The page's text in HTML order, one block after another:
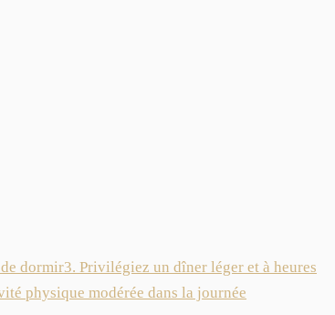
dormir3. Privilégiez un dîner léger et à heures
physique modérée dans la journée